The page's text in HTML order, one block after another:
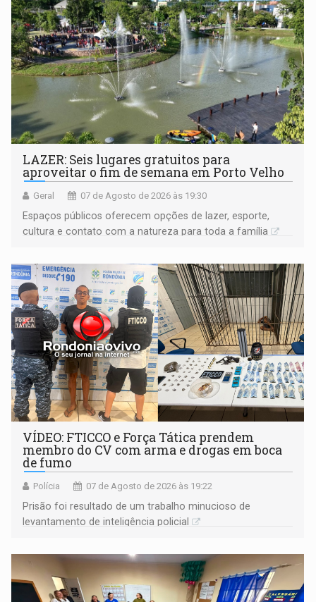
LAZER: Seis lugares gratuitos para
aproveitar o fim de semana em Porto Velho
Geral 07 de Agosto de 2026 às 19:30
Espaços públicos oferecem opções de lazer, esporte,
cultura e contato com a natureza para toda a família
VÍDEO: FTICCO e Força Tática prendem
membro do CV com arma e drogas em boca
de fumo
Polícia 07 de Agosto de 2026 às 19:22
Prisão foi resultado de um trabalho minucioso de
levantamento de inteligência policial